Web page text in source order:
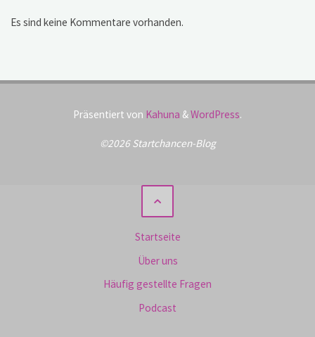
Es sind keine Kommentare vorhanden.
Präsentiert von Kahuna &WordPress.
©2026 Startchancen-Blog
Startseite
Über uns
Häufig gestellte Fragen
Podcast